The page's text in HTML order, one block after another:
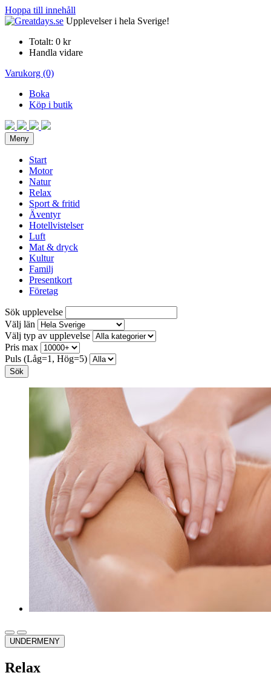
Hoppa till innehåll
Upplevelser i hela Sverige!
Totalt: 0 kr
Handla vidare
Varukorg (0)
Boka
Köp i butik
Meny
Start
Motor
Natur
Relax
Sport & fritid
Äventyr
Hotellvistelser
Luft
Mat & dryck
Kultur
Familj
Presentkort
Företag
Sök upplevelse
Välj län
Välj typ av upplevelse
Pris max
Puls (Låg=1, Hög=5)
UNDERMENY
Relax